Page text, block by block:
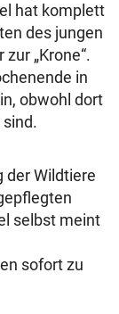
hat komplett
des jungen
„Krone“.
in
obwohl dort
der Wildtiere
selbst meint
sofort zu